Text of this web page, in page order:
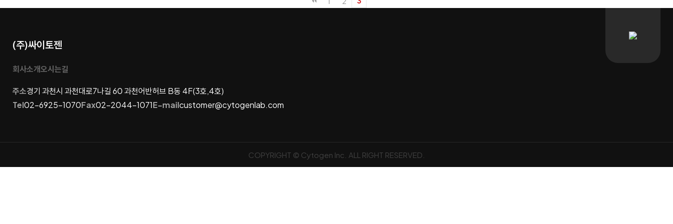
(주)싸이토젠
회사소개오시는길
주소경기 과천시 과천대로7나길 60 과천어반허브 B동 4F(3호,4호)
Tel02-6925-1070Fax02-2044-1071E-mailcustomer@cytogenlab.com
COPYRIGHT © Cytogen Inc. ALL RIGHT RESERVED.